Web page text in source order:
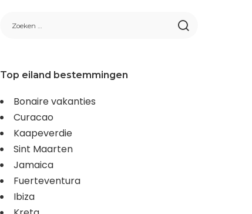
Top eiland bestemmingen
Bonaire vakanties
Curacao
Kaapeverdie
Sint Maarten
Jamaica
Fuerteventura
Ibiza